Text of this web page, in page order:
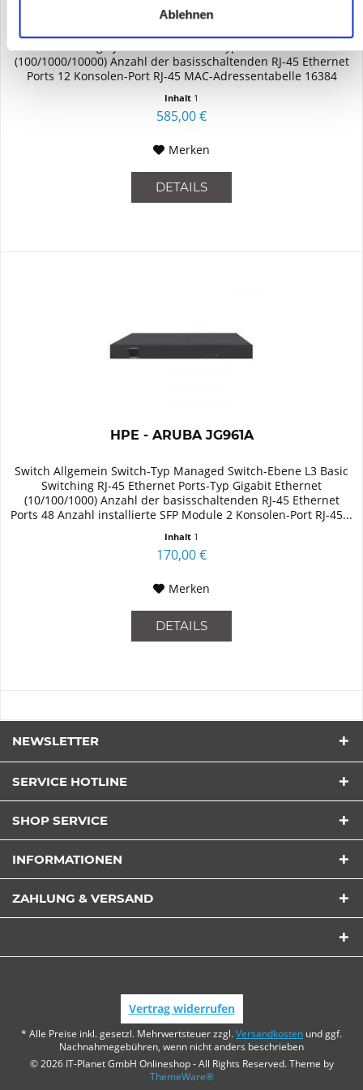
Ablehnen
Switch Allgemein Switch-Typ Managed Switch-Ebene L3 Basic
Switching RJ-45 Ethernet Ports-Typ 10G Ethernet
(100/1000/10000) Anzahl der basisschaltenden RJ-45 Ethernet
Ports 12 Konsolen-Port RJ-45 MAC-Adressentabelle 16384
Inhalt 1
585,00 €
Merken
DETAILS
HPE - ARUBA JG961A
Switch Allgemein Switch-Typ Managed Switch-Ebene L3 Basic
Switching RJ-45 Ethernet Ports-Typ Gigabit Ethernet
(10/100/1000) Anzahl der basisschaltenden RJ-45 Ethernet
Ports 48 Anzahl installierte SFP Module 2 Konsolen-Port RJ-45...
Inhalt 1
170,00 €
Merken
DETAILS
NEWSLETTER
SERVICE HOTLINE
SHOP SERVICE
INFORMATIONEN
ZAHLUNG & VERSAND
Vertrag widerrufen
* Alle Preise inkl. gesetzl. Mehrwertsteuer zzgl.Versandkosten und ggf.
Nachnahmegebühren, wenn nicht anders beschrieben
© 2026 IT-Planet GmbH Onlineshop - All Rights Reserved. Theme by
ThemeWare®